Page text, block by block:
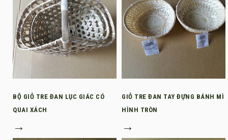
BỘ GIỎ TRE ĐAN LỤC GIÁC CÓ
QUAI XÁCH
→
GIỎ TRE ĐAN TAY ĐỰNG BÁNH MÌ
HÌNH TRÒN
→